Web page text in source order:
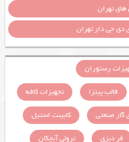
های تهران
دی جی دار تهران
رستوران
قالب پیتزا
تجهیزات کافه
گاز صنعتی
کابینت استیل
فر دیزی
ترولی آبچکان